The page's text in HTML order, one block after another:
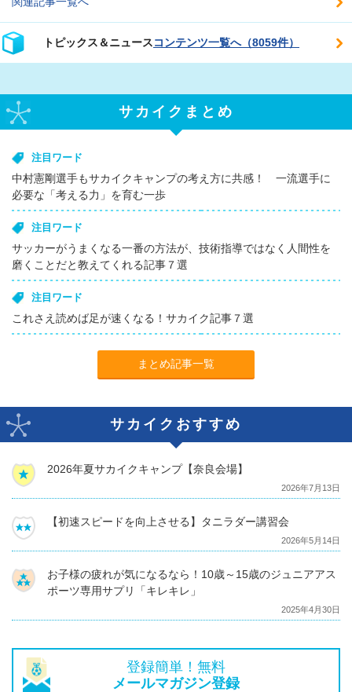
トピックス＆ニュースコンテンツ一覧へ（8059件）
サカイクまとめ
注目ワード
中村憲剛選手もサカイクキャンプの考え方に共感！ 一流選手に
必要な「考える力」を育む一歩
注目ワード
サッカーがうまくなる一番の方法が、技術指導ではなく人間性を
磨くことだと教えてくれる記事７選
注目ワード
これさえ読めば足が速くなる！サカイク記事７選
まとめ記事一覧
サカイクおすすめ
2026年夏サカイクキャンプ【奈良会場】
2026年7月13日
【初速スピードを向上させる】タニラダー講習会
2026年5月14日
お子様の疲れが気になるなら！10歳～15歳のジュニアアス
ポーツ専用サプリ「キレキレ」
2025年4月30日
登録簡単！無料
メールマガジン登録